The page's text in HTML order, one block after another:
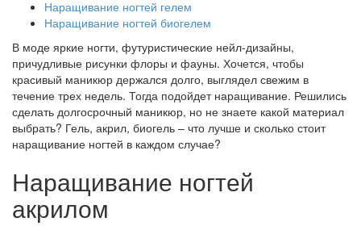
Наращивание ногтей гелем
Наращивание ногтей биогелем
В моде яркие ногти, футуристические нейл-дизайны,
причудливые рисунки флоры и фауны. Хочется, чтобы
красивый маникюр держался долго, выглядел свежим в
течение трех недель. Тогда подойдет наращивание. Решились
сделать долгосрочный маникюр, но не знаете какой материал
выбрать? Гель, акрил, биогель – что лучше и сколько стоит
наращивание ногтей в каждом случае?
Наращивание ногтей
акрилом